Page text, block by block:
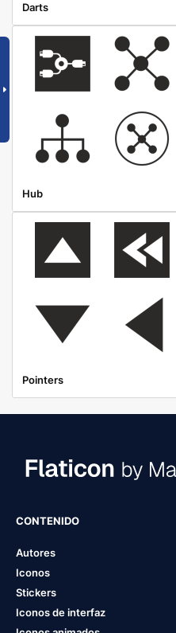
Darts
Hub
Pointers
CONTENIDO
Autores
Iconos
Stickers
Iconos de interfaz